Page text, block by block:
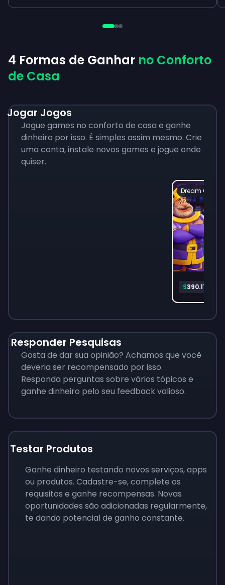
4 Formas de Ganhar no Conforto
de Casa
Jogar Jogos
Jogue games no conforto de casa e ganhe
dinheiro por isso. É simples assim mesmo. Crie
uma conta, instale novos games e jogue onde
quiser.
Dream
$390.17
Responder Pesquisas
Gosta de dar sua opinião? Achamos que você
deveria ser recompensado por isso.
Responda perguntas sobre vários tópicos e
ganhe dinheiro pelo seu feedback valioso.
Testar Produtos
Ganhe dinheiro testando novos serviços, apps
ou produtos. Cadastre-se, complete os
requisitos e ganhe recompensas. Novas
oportunidades são adicionadas regularmente,
te dando potencial de ganho constante.